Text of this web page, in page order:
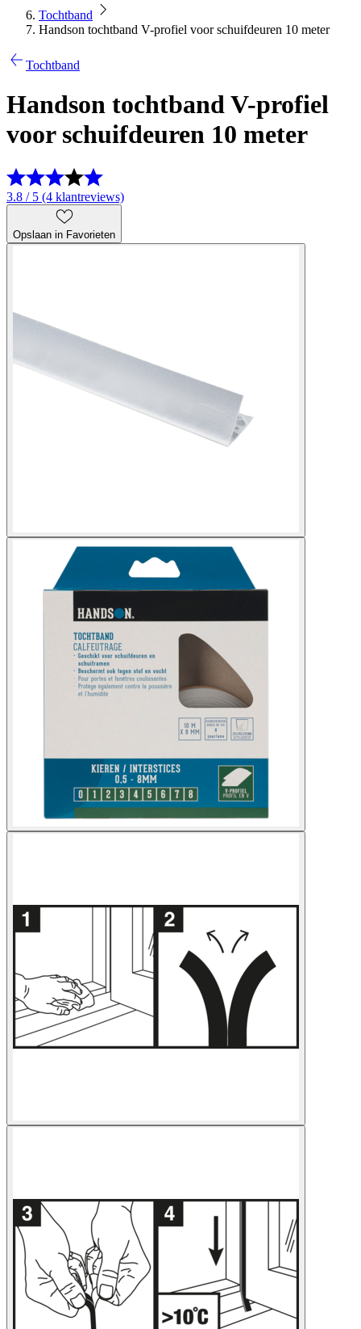
Tochtband
Handson tochtband V-profiel voor schuifdeuren 10 meter
Tochtband
Handson tochtband V-profiel
voor schuifdeuren 10 meter
3.8 / 5 (4 klantreviews)
Opslaan in Favorieten